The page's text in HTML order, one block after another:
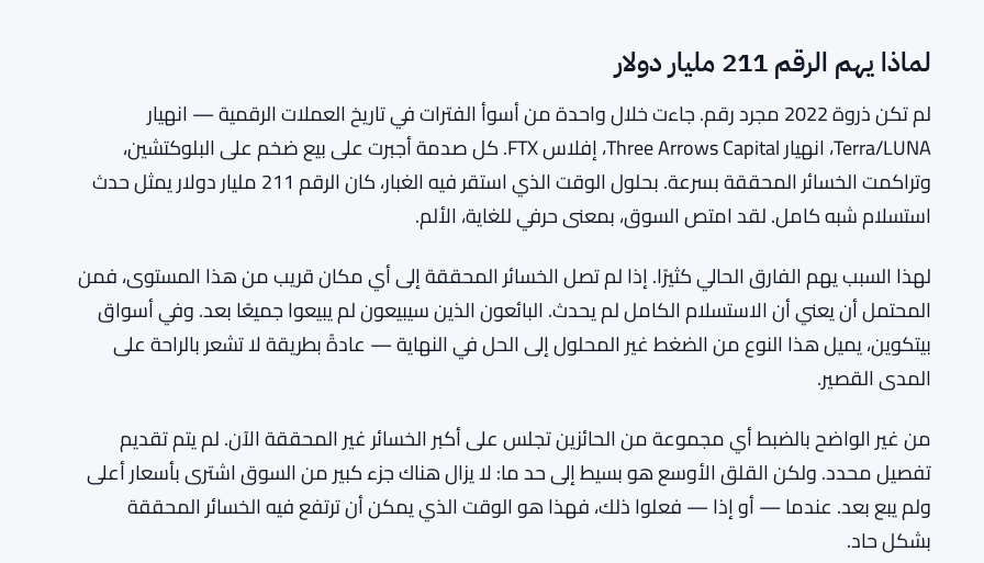
لماذا يهم الرقم 211 مليار دولار
لم تكن ذروة 2022 مجرد رقم. جاءت خلال واحدة من أسوأ الفترات في تاريخ العملات الرقمية — انهيار
استسلام شبه كامل. لقد امتص السوق، بمعنى حرفي للغاية، الألم.
لهذا السبب يهم الفارق الحالي كثيرًا. إذا لم تصل الخسائر المحققة إلى أي مكان قريب من هذا المستوى، فمن
المحتمل أن يعني أن الاستسلام الكامل لم يحدث. البائعون الذين سيبيعون لم يبيعوا جميعًا بعد. وفي أسواق